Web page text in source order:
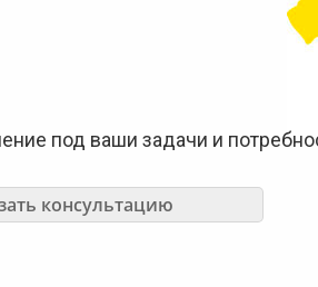
под ваши задачи и
консультацию